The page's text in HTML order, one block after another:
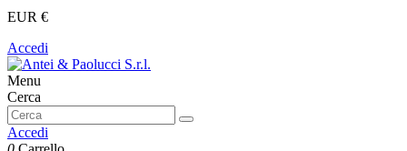
EUR €
Accedi
Menu
Cerca
Accedi